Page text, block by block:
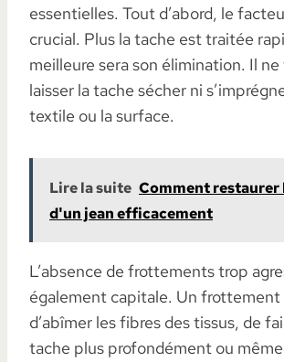
essentielles. Tout d’abord, le
crucial. Plus la tache est traitée
meilleure sera son élimination. Il
laisser la tache sécher ni
textile ou la surface.
Lire la suite Comment restaurer
d'un jean efficacement
L’absence de frottements trop
également capitale. Un frottement
d’abîmer les fibres des tissus, de
tache plus profondément ou